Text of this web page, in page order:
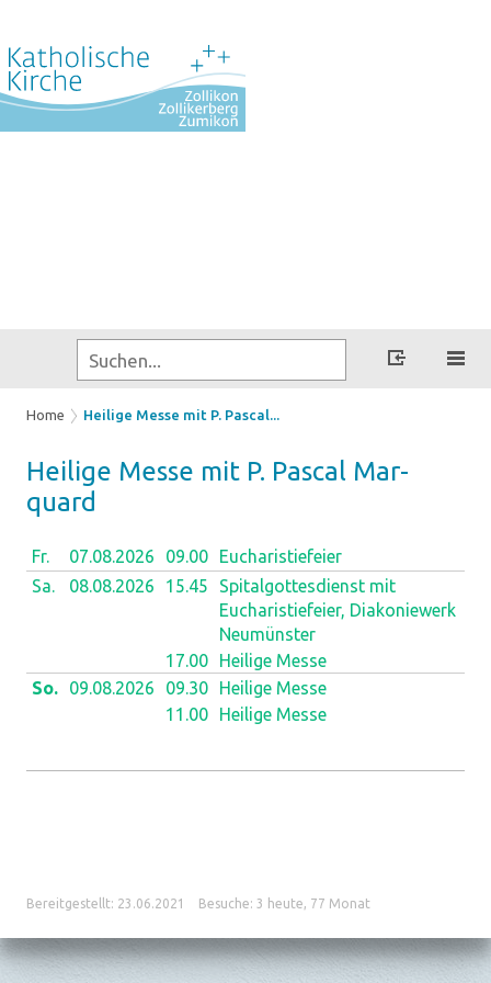
Home Heilige Messe mit P. Pascal...
Hei­li­ge Messe mit P. Pas­cal Mar­
quard
Fr. 07.08.2026 09.00
Eucharistiefeier
Sa.
08.08.2026 15.45
Spitalgottesdienst mit
Eucharistiefeier, Diakoniewerk
Neumünster
17.00
Heilige Messe
So.
09.08.2026 09.30
Heilige Messe
11.00
Heilige Messe
Bereitgestellt: 23.06.2021
Besuche: 3 heute, 77 Monat
Datenschutz|aktualisiert mit kirchenweb.ch